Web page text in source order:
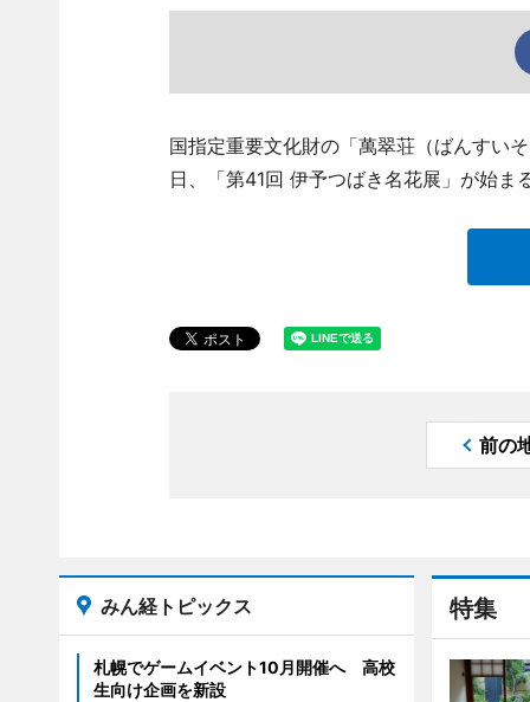
国指定重要文化財の「萬翠荘（ばんすい
日、「第41回 伊予つばき名花展」が始ま
前の
特集
みん経トピックス
札幌でゲームイベント10月開催へ 高校
生向け企画を新設